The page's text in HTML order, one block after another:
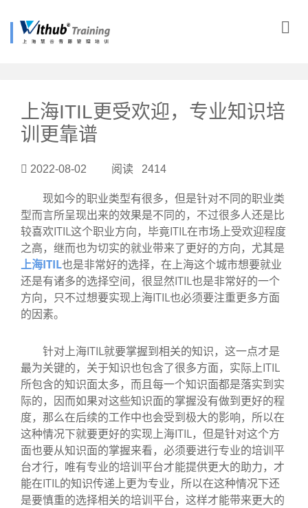
上海ITIL更受欢迎，专业知识培
训更靠谱
2022-08-02 阅读 2414
现如今的职业类型有很多，但是针对不同的职业类
型而言所呈现出来的效果是不同的，不过很多人还是比
较喜欢ITIL这个职业方向，毕竟ITIL在市场上受欢迎程度
之高，继而也为切实的就业带来了更好的方向，尤其是
上海ITIL也是非常好的选择，在上海这个城市想要就业
还是有诸多的选择空间，很显然ITIL也是非常好的一个
方向，只不过想要实现上海ITIL也必须要注重更多方面
的因素。
针对上海ITIL就要掌握到相关的知识，这一点才是
最为关键的，关于知识也包含了很多方面，实际上ITIL
所包含的知识面太多，而且每一个知识面都是落实到实
际的，因而如果对这些知识面的掌握没有做到更好的程
度，那么在后续的工作中也会受到极大的影响，所以在
这种情况下就要更好的实现上海ITIL，但是针对这个方
面也要从知识面的掌握来看，必须要进行专业的培训平
台才行，唯有专业的培训平台才能提供更大的助力，才
能在ITIL的知识传递上更为专业，所以在这种情况下还
是要慎重的选择相关的培训平台，这样才能带来更大的